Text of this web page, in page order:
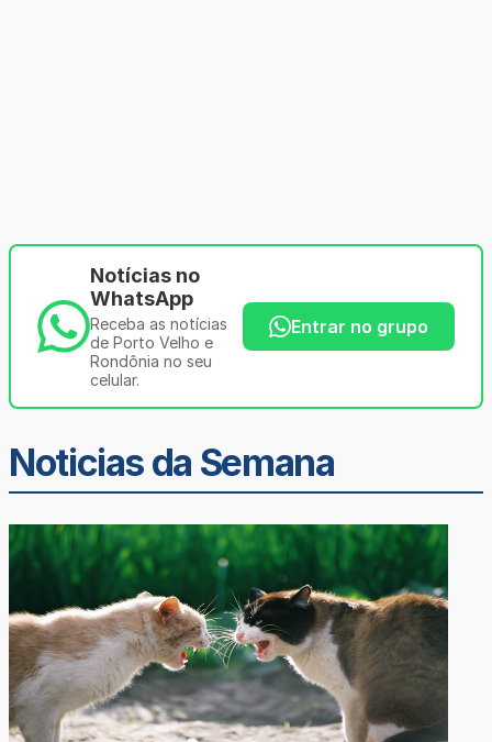
Notícias no
WhatsApp
Receba as notícias
de Porto Velho e
Rondônia no seu
celular.
Entrar no grupo
Noticias da Semana